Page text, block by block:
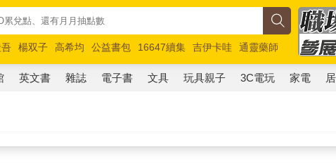
楊双子 高希均 公益書包 16647續集 吉伊卡哇
通靈藥師
邊攤新作 馬斯克 玩具總動員5 超慢跑
英文書 雜誌 電子書 文具 玩具親子 3C電玩 家電